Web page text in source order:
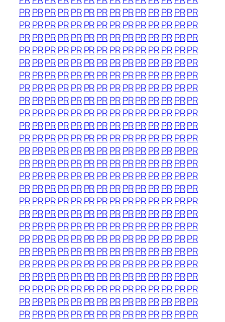
PRPRPRPRPR PRPRPRPRPRPRPR PRPR
PRPRPRPRPR PRPRPRPRPRPRPR PRPR
PRPRPRPRPR PRPRPRPRPRPRPR PRPR
PRPRPRPRPR PRPRPRPRPRPRPR PRPR
PRPRPRPRPR PRPRPRPRPRPRPR PRPR
PRPRPRPRPR PRPRPRPRPRPRPR PRPR
PRPRPRPRPR PRPRPRPRPRPRPR PRPR
PRPRPRPRPR PRPRPRPRPRPRPR PRPR
PRPRPRPRPR PRPRPRPRPRPRPR PRPR
PRPRPRPRPR PRPRPRPRPRPRPR PRPR
PRPRPRPRPR PRPRPRPRPRPRPR PRPR
PRPRPRPRPR PRPRPRPRPRPRPR PRPR
PRPRPRPRPR PRPRPRPRPRPRPR PRPR
PRPRPRPRPR PRPRPRPRPRPRPR PRPR
PRPRPRPRPR PRPRPRPRPRPRPR PRPR
PRPRPRPRPR PRPRPRPRPRPRPR PRPR
PRPRPRPRPR PRPRPRPRPRPRPR PRPR
PRPRPRPRPR PRPRPRPRPRPRPR PRPR
PRPRPRPRPR PRPRPRPRPRPRPR PRPR
PRPRPRPRPR PRPRPRPRPRPRPR PRPR
PRPRPRPRPR PRPRPRPRPRPRPR PRPR
PRPRPRPRPR PRPRPRPRPRPRPR PRPR
PRPRPRPRPR PRPRPRPRPRPRPR PRPR
PRPRPRPRPR PRPRPRPRPRPRPR PRPR
PRPRPRPRPR PRPRPRPRPRPRPR PRPR